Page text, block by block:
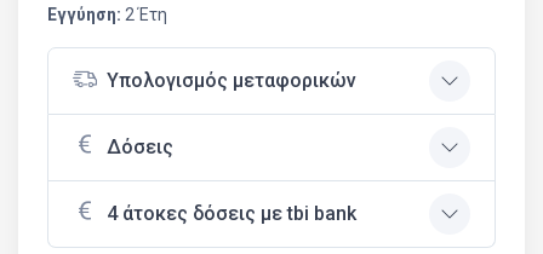
Εγγύηση: 2 Έτη
Υπολογισμός μεταφορικών
Δόσεις
4 άτοκες δόσεις με tbi bank